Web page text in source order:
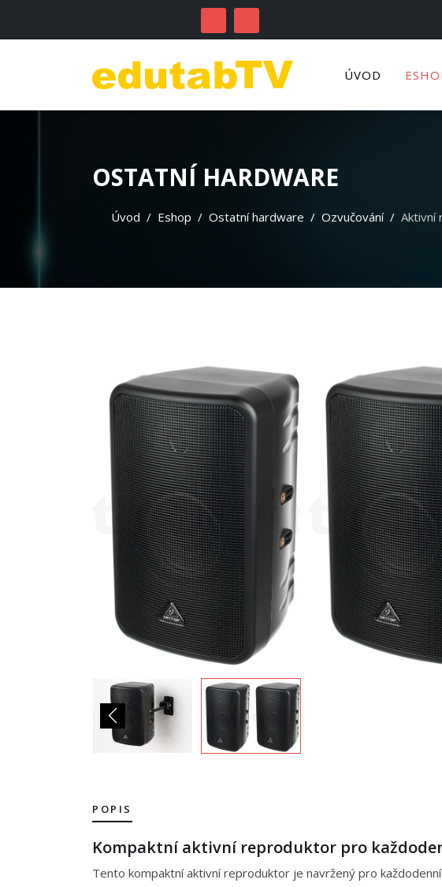
ÚVOD
OSTATNÍ HARDWARE
Úvod Eshop Ostatní hardware Ozvučování Aktivní
POPIS
Kompaktní aktivní reproduktor pro
Tento kompaktní aktivní reproduktor je navržený pro